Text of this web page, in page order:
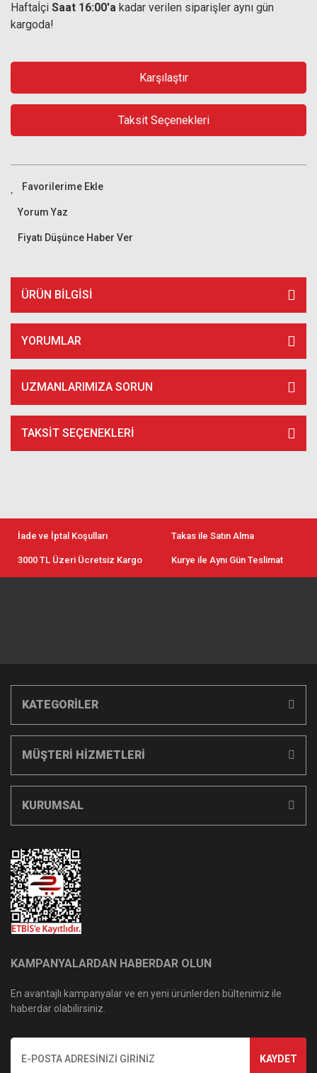
Haftaİçi Saat 16:00'a kadar verilen siparişler aynı gün
kargoda!
Karşılaştır
Taksit Seçenekleri
Yorum Yaz
Fiyatı Düşünce Haber Ver
ÜRÜN BILGISI
YORUMLAR
UZMANLARIMIZA SORUN
TAKSIT SEÇENEKLERI
İade ve İptal Koşulları Takas ile Satın Alma
3000 TL Üzeri Ücretsiz Kargo Kurye ile Aynı Gün Teslimat
KATEGORİLER
MÜŞTERİ HİZMETLERİ
KURUMSAL
KAMPANYALARDAN HABERDAR OLUN
En avantajlı kampanyalar ve en yeni ürünlerden bültenimiz ile
haberdar olabilirsiniz.
KAYDET